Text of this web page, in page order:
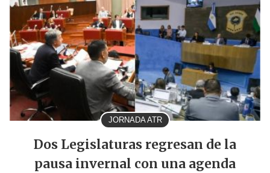
JORNADA ATR
Dos Legislaturas regresan de la
pausa invernal con una agenda